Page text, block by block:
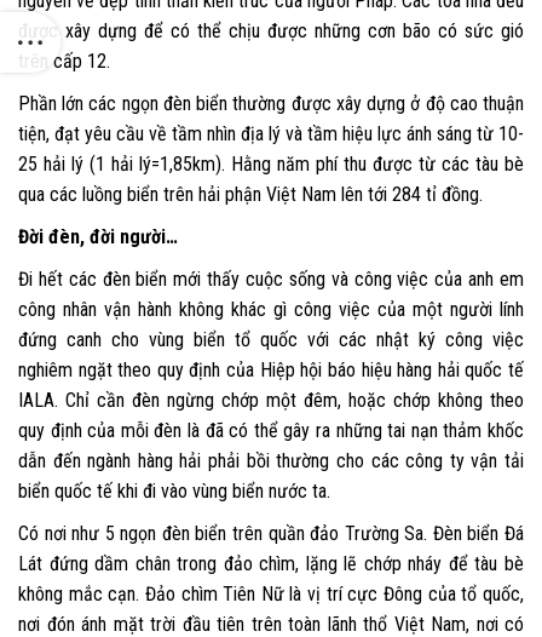
được xây dựng để có thể chịu được những cơn bão có sức gió
trên cấp 12.
Phần lớn các ngọn đèn biển thường được xây dựng ở độ cao thuận
tiện, đạt yêu cầu về tầm nhìn địa lý và tầm hiệu lực ánh sáng từ 10-
25 hải lý (1 hải lý=1,85km). Hằng năm phí thu được từ các tàu bè
qua các luồng biển trên hải phận Việt Nam lên tới 284 tỉ đồng.
Đời đèn, đời người…
Đi hết các đèn biển mới thấy cuộc sống và công việc của anh em
công nhân vận hành không khác gì công việc của một người lính
đứng canh cho vùng biển tổ quốc với các nhật ký công việc
nghiêm ngặt theo quy định của Hiệp hội báo hiệu hàng hải quốc tế
IALA. Chỉ cần đèn ngừng chớp một đêm, hoặc chớp không theo
quy định của mỗi đèn là đã có thể gây ra những tai nạn thảm khốc
dẫn đến ngành hàng hải phải bồi thường cho các công ty vận tải
biển quốc tế khi đi vào vùng biển nước ta.
Có nơi như 5 ngọn đèn biển trên quần đảo Trường Sa. Đèn biển Đá
Lát đứng dầm chân trong đảo chìm, lặng lẽ chớp nháy để tàu bè
không mắc cạn. Đảo chìm Tiên Nữ là vị trí cực Đông của tổ quốc,
nơi đón ánh mặt trời đầu tiên trên toàn lãnh thổ Việt Nam, nơi có